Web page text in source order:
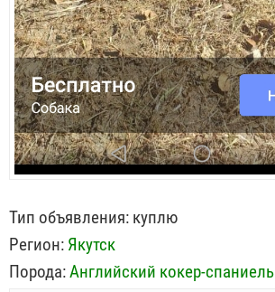
Тип объявления: куплю
Регион: Якутск
Порода:Английский кокер-спаниель